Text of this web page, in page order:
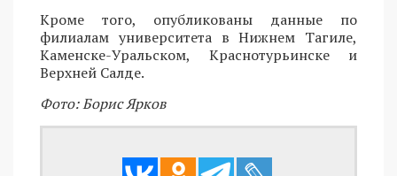
Кроме того, опубликованы данные по
филиалам университета в Нижнем Тагиле,
Каменске-Уральском, Краснотурьинске и
Верхней Салде.
Фото: Борис Ярков